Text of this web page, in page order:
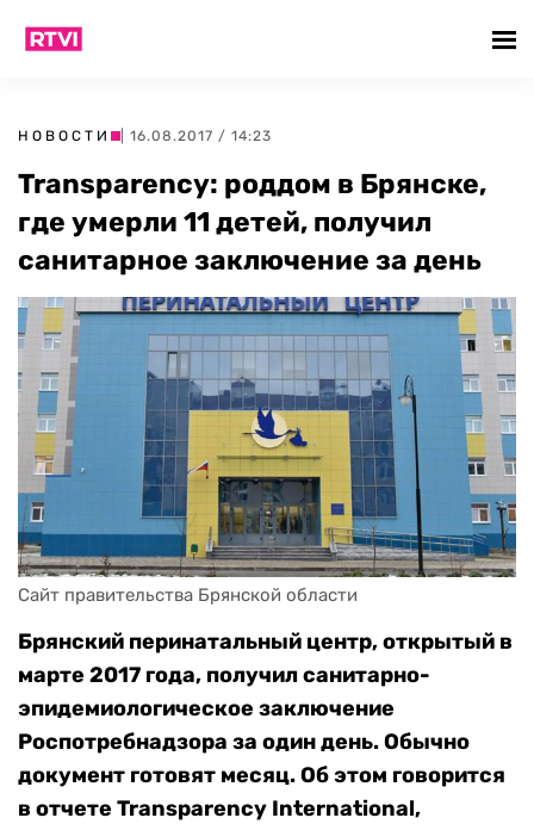
НОВОСТИ | 16.08.2017 / 14:23
Transparency: роддом в Брянске,
где умерли 11 детей, получил
санитарное заключение за день
Сайт правительства Брянской области
Брянский перинатальный центр, открытый в
марте 2017 года, получил санитарно-
эпидемиологическое заключение
Роспотребнадзора за один день. Обычно
документ готовят месяц. Об этом говорится
в отчете Transparency International,